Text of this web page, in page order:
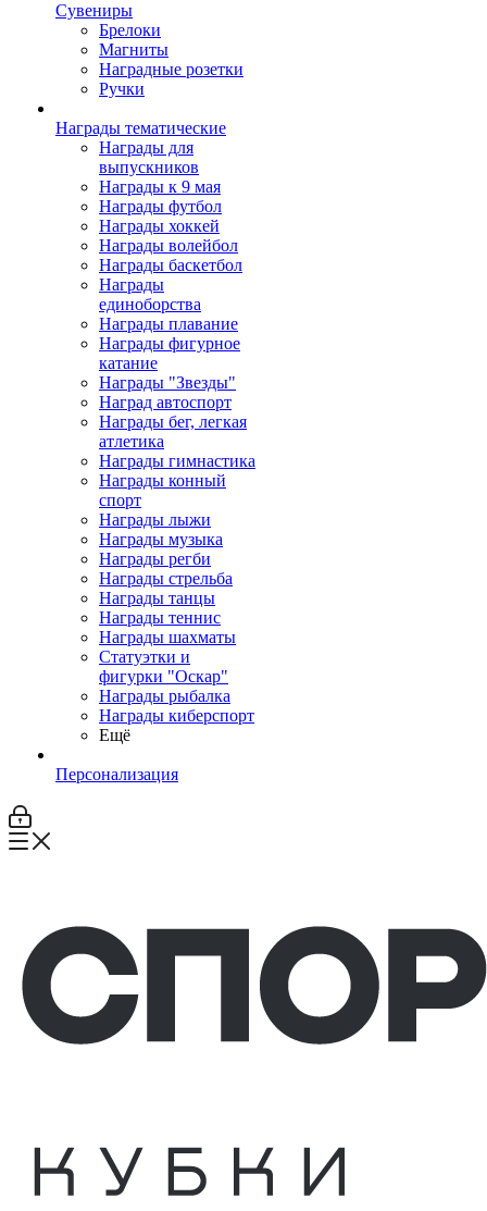
Сувениры
Брелоки
Магниты
Наградные розетки
Ручки
Награды тематические
Награды для
выпускников
Награды к 9 мая
Награды футбол
Награды хоккей
Награды волейбол
Награды баскетбол
Награды
единоборства
Награды плавание
Награды фигурное
катание
Награды "Звезды"
Наград автоспорт
Награды бег, легкая
атлетика
Награды гимнастика
Награды конный
спорт
Награды лыжи
Награды музыка
Награды регби
Награды стрельба
Награды танцы
Награды теннис
Награды шахматы
Статуэтки и
фигурки "Оскар"
Награды рыбалка
Награды киберспорт
Ещё
Персонализация